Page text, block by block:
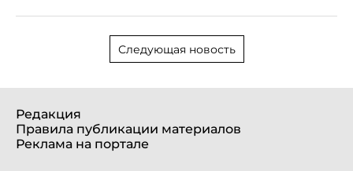
Следующая новость
Редакция
Правила публикации материалов
Реклама на портале